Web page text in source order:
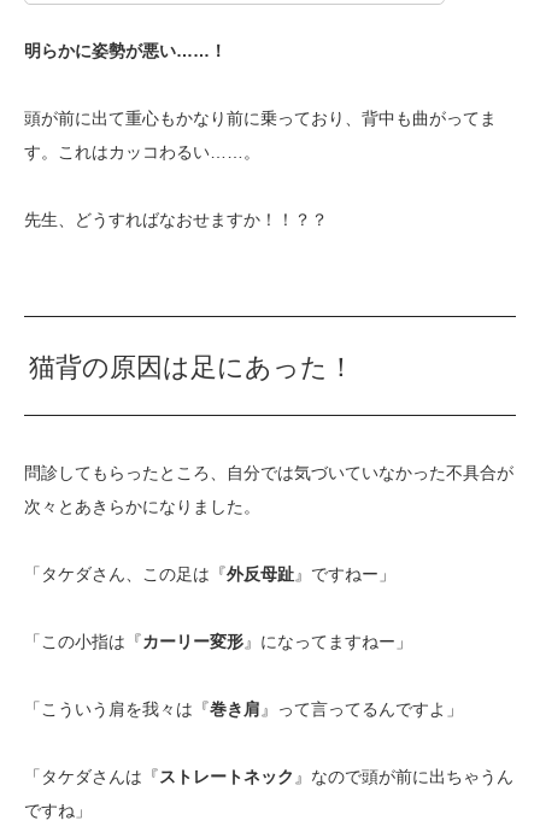
明らかに姿勢が悪い……！
頭が前に出て重心もかなり前に乗っており、背中も曲がってま
す。これはカッコわるい……。
先生、どうすればなおせますか！！？？
猫背の原因は足にあった！
問診してもらったところ、自分では気づいていなかった不具合が
次々とあきらかになりました。
「タケダさん、この足は『外反母趾』ですねー」
「この小指は『カーリー変形』になってますねー」
「こういう肩を我々は『巻き肩』って言ってるんですよ」
「タケダさんは『ストレートネック 』なので頭が前に出ちゃうん
ですね」